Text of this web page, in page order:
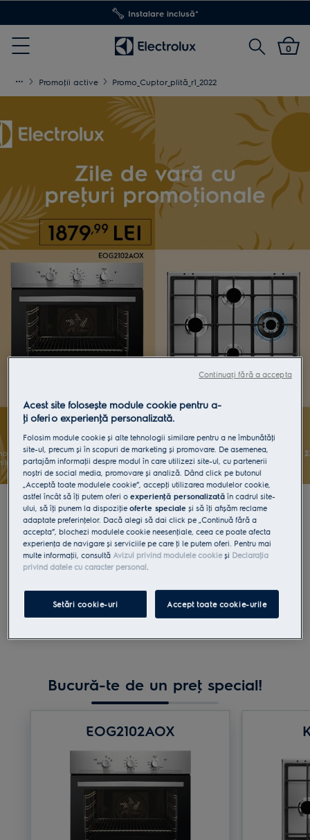
Instalare inclusă*
Menu
Cautare0
Promoţii active Promo_Cuptor_plită_r1_2022
ZILE DE VARĂ CU PREŢURI PROMOŢIONALE
Promoţie valabilă doar pewww.electrolux.ro, în
perioada3 Iunie(ora 00.00) -17 Iunie(ora 23.59), în
limita stocului disponibil. Promoţia nu se cumulează
Bucură-te de un preţ special!
EOG2102AOX
Acest site folosește module cookie pentru a-
ţi oferi o experienţă personalizată.
Folosim module cookie și alte tehnologii similare pentru a ne îmbunătăţi
site-ul, precum și în scopuri de marketing și promovare. De asemenea,
partajăm informaţii despre modul în care utilizezi site-ul, cu partenerii
noștri de social media, promovare și analiză. Dând click pe butonul
„Acceptă toate modulele cookie”, accepţi utilizarea modulelor cookie,
astfel încât să îţi putem oferi oexperienţă personalizată în cadrul site-
ului, să îţi punem la dispoziţieoferte speciale și să îţi afișăm reclame
adaptate preferinţelor. Dacă alegi să dai click pe „Continuă fără a
accepta”, blochezi modulele cookie neesenţiale, ceea ce poate afecta
experienţa de navigare și serviciile pe care ţi le putem oferi. Pentru mai
multe informaţii, consultă Avizul privind modulele cookieși Declaraţia
privind datele cu caracter personal.
Setări cookie-uri Accept toate cookie-urile
Continuați fără a accepta